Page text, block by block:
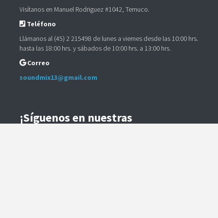
Visítanos en Manuel Rodriguez #1042, Temuco.
Teléfono
Llámanos al (45) 2 215498 de lunes a viernes desde las 10:00 hrs.
hasta las 18:00 hrs. y sábados de 10:00 hrs. a 13:00 hrs.
Correo
soundmix13@gmail.com
¡Síguenos en nuestras